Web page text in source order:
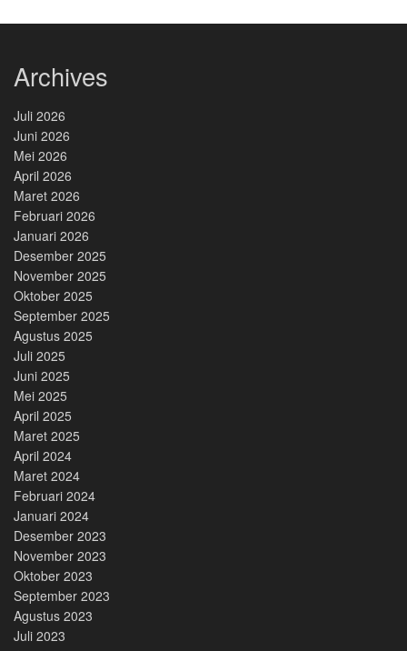
Archives
Juli 2026
Juni 2026
Mei 2026
April 2026
Maret 2026
Februari 2026
Januari 2026
Desember 2025
November 2025
Oktober 2025
September 2025
Agustus 2025
Juli 2025
Juni 2025
Mei 2025
April 2025
Maret 2025
April 2024
Maret 2024
Februari 2024
Januari 2024
Desember 2023
November 2023
Oktober 2023
September 2023
Agustus 2023
Juli 2023